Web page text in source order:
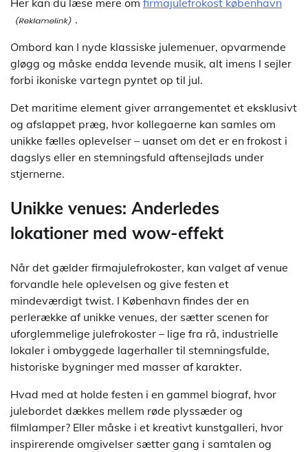
Her kan du læse mere om firmajulefrokost københavn
.
Ombord kan I nyde klassiske julemenuer, opvarmende
gløgg og måske endda levende musik, alt imens I sejler
forbi ikoniske vartegn pyntet op til jul.
Det maritime element giver arrangementet et eksklusivt
og afslappet præg, hvor kollegaerne kan samles om
unikke fælles oplevelser – uanset om det er en frokost i
dagslys eller en stemningsfuld aftensejlads under
stjernerne.
Unikke venues: Anderledes
lokationer med wow-effekt
Når det gælder firmajulefrokoster, kan valget af venue
forvandle hele oplevelsen og give festen et
mindeværdigt twist. I København findes der en
perlerække af unikke venues, der sætter scenen for
uforglemmelige julefrokoster – lige fra rå, industrielle
lokaler i ombyggede lagerhaller til stemningsfulde,
historiske bygninger med masser af karakter.
Hvad med at holde festen i en gammel biograf, hvor
julebordet dækkes mellem røde plyssæder og
filmlamper? Eller måske i et kreativt kunstgalleri, hvor
inspirerende omgivelser sætter gang i samtalen og